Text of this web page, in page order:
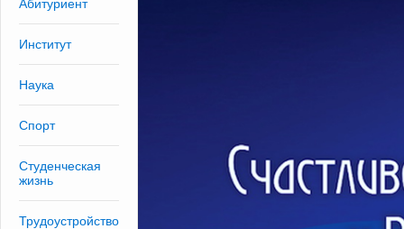
Абитуриент
Институт
Наука
Спорт
Студенческая
жизнь
Трудоустройство